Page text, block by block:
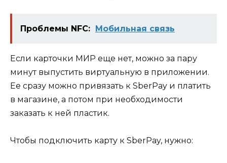
Проблемы NFC: Мобильная связь
Если карточки МИР еще нет, можно за пару
минут выпустить виртуальную в приложении.
Ее сразу можно привязать к SberPay и платить
в магазине, а потом при необходимости
заказать к ней пластик.
Чтобы подключить карту к SberPay, нужно: